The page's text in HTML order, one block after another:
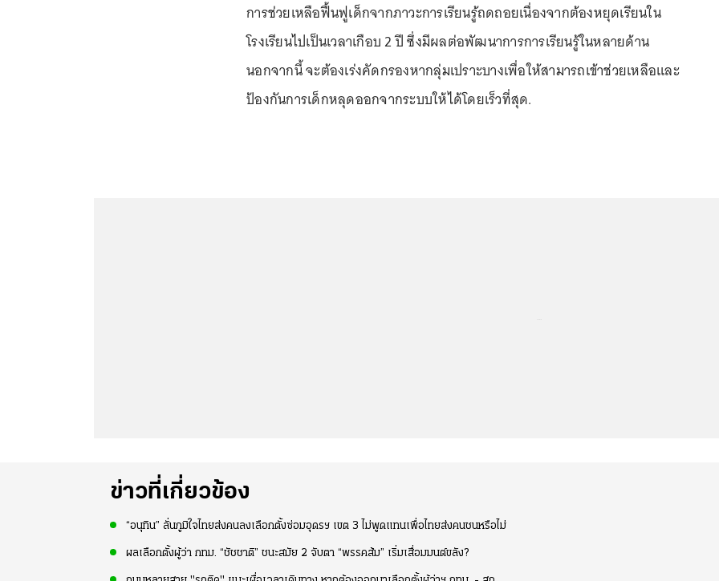
การช่วยเหลือฟื้นฟูเด็กจากภาวะการเรียนรู้ถดถอยเนื่องจากต้องหยุดเรียนใน
โรงเรียนไปเป็นเวลาเกือบ 2 ปี ซึ่งมีผลต่อพัฒนาการการเรียนรู้ในหลายด้าน
นอกจากนี้ จะต้องเร่งคัดกรองหากลุ่มเปราะบางเพื่อให้สามารถเข้าช่วยเหลือและ
ป้องกันการเด็กหลุดออกจากระบบให้ได้โดยเร็วที่สุด.
ข่าวที่เกี่ยวข้อง
“อนุทิน” ลั่นภูมิใจไทยส่งคนลงเลือกตั้งซ่อมอุดรฯ เขต 3 ไม่พูดแทนเพื่อไทยส่งคนชนหรือไม่
ผลเลือกตั้งผู้ว่า กทม. “ชัชชาติ” ชนะสมัย 2 จับตา “พรรคส้ม” เริ่มเสื่อมมนต์ขลัง?